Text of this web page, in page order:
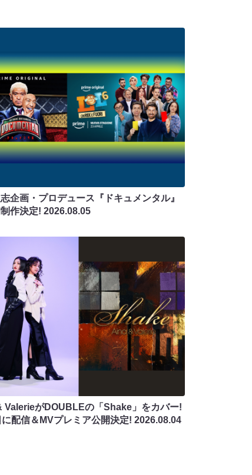
企画・プロデュース『ドキュメンタル』
作決定! 2026.08.05
ValerieがDOUBLEの「Shake」をカバー!
配信＆MVプレミア公開決定! 2026.08.04